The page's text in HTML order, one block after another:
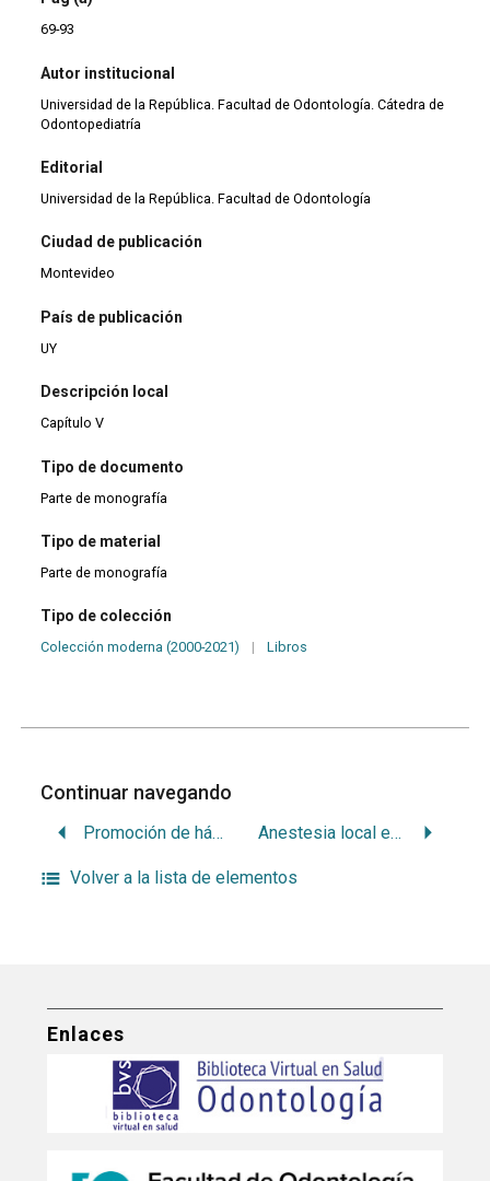
69-93
Autor institucional
Universidad de la República. Facultad de Odontología. Cátedra de
Odontopediatría
Editorial
Universidad de la República. Facultad de Odontología
Ciudad de publicación
Montevideo
País de publicación
UY
Descripción local
Capítulo V
Tipo de documento
Parte de monografía
Tipo de material
Parte de monografía
Tipo de colección
Colección moderna (2000-2021) | Libros
Continuar navegando
Promoción de hábitos saludables Anestesia local en odontopediatría
Volver a la lista de elementos
Enlaces